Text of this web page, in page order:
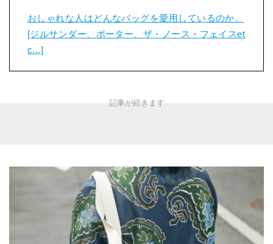
おしゃれな人はどんなバッグを愛用しているのか。
[ジルサンダー、ポーター、ザ・ノース・フェイスet
c...]